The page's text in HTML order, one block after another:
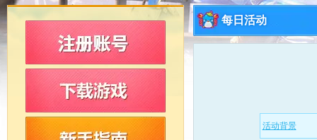
游戏爱好者
我的足迹： 新飞飞
每日活动
活动背景